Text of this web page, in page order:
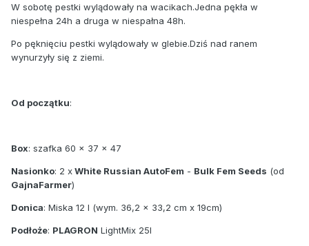
W sobotę pestki wylądowały na wacikach.Jedna pękła w
niespełna 24h a druga w niespałna 48h.
Po pęknięciu pestki wylądowały w glebie.Dziś nad ranem
wynurzyły się z ziemi.
Od początku:
Box: szafka 60 x 37 x 47
Nasionko: 2 xWhite Russian AutoFem - Bulk Fem Seeds (od
GajnaFarmer)
Donica: Miska 12 l (wym. 36,2 x 33,2 cm x 19cm)
Podłoże: PLAGRON LightMix 25l